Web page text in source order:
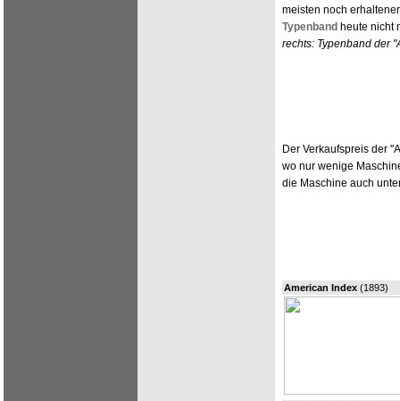
meisten noch
Typenband heute nicht
rechts: Typenband der
Der Verkaufspreis der
wo nur wenige
die Maschine auch
American Index (1893)